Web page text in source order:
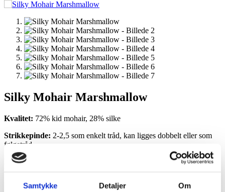
Samtykke Detaljer Om
Silky Mohair Marshmallow
Kvalitet: 72% kid mohair, 28% silke
Strikkepinde: 2-2,5 som enkelt tråd, kan ligges dobbelt eller som
følgetråd.
Løbelængde: